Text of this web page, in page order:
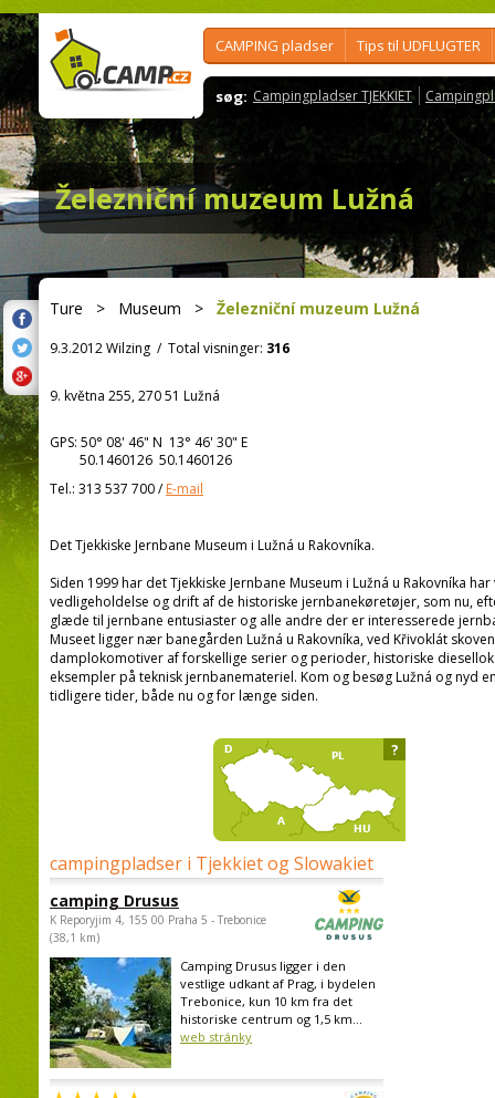
CAMPING pladser Tips til UDFLUGTER
søg: Campingpladser TJEKKIET
Železniční muzeum Lužná
Ture > Museum > Železniční muzeum Lužná
9.3.2012 Wilzing / Total visninger: 316
9. května 255, 270 51 Lužná
GPS: 50° 08' 46" N 13° 46' 30" E
50.1460126 50.1460126
Tel.: 313 537 700/E-mail
Det Tjekkiske Jernbane Museum i Lužná u Rakovníka.
Siden 1999 har det Tjekkiske Jernbane Museum i Lužná u Rakovníka
vedligeholdelse og drift af de historiske jernbanekøretøjer, som nu,
glæde til jernbane entusiaster og alle andre der er interesserede
Museet ligger nær banegården Lužná u Rakovníka, ved Křivoklát
damplokomotiver af forskellige serier og perioder, historiske
eksempler på teknisk jernbanemateriel. Kom og besøg Lužná og nyd
tidligere tider, både nu og for længe siden.
campingpladser i Tjekkiet og Slowakiet
camping Drusus
K Reporyjim 4, 155 00 Praha 5 - Trebonice
(38,1 km)
Camping Drusus ligger i den
vestlige udkant af Prag, i bydelen
Trebonice, kun 10 km fra det
historiske centrum og 1,5 km...
web stránky
?